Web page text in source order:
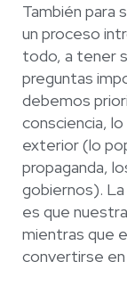
También para
un proceso
todo, a tener
preguntas
debemos
consciencia,
exterior (lo
propaganda,
gobiernos).
es que
mientras que
convertirse en